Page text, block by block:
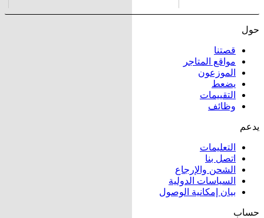
حول
قصتنا
مواقع المتاجر
الموزعون
يضعط
التقييمات
وظائف
يدعم
التعليمات
اتصل بنا
الشحن والإرجاع
السياسات الدولية
بيان إمكانية الوصول
حساب